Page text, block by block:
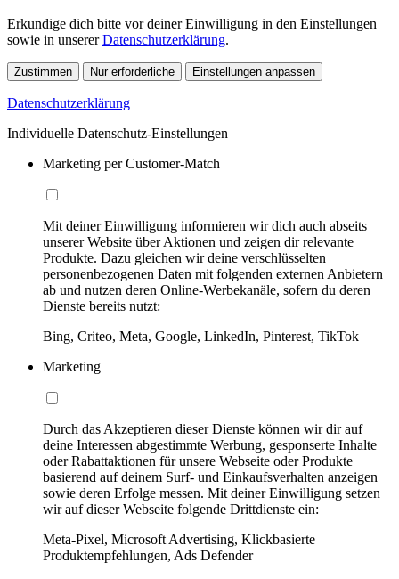
Erkundige dich bitte vor deiner Einwilligung in den Einstellungen
sowie in unsererDatenschutzerklärung.
Zustimmen Nur erforderliche Einstellungen anpassen
Datenschutzerklärung
Individuelle Datenschutz-Einstellungen
Marketing per Customer-Match
Mit deiner Einwilligung informieren wir dich auch abseits
unserer Website über Aktionen und zeigen dir relevante
Produkte. Dazu gleichen wir deine verschlüsselten
personenbezogenen Daten mit folgenden externen Anbietern
ab und nutzen deren Online-Werbekanäle, sofern du deren
Dienste bereits nutzt:
Bing, Criteo, Meta, Google, LinkedIn, Pinterest, TikTok
Marketing
Durch das Akzeptieren dieser Dienste können wir dir auf
deine Interessen abgestimmte Werbung, gesponserte Inhalte
oder Rabattaktionen für unsere Webseite oder Produkte
basierend auf deinem Surf- und Einkaufsverhalten anzeigen
sowie deren Erfolge messen. Mit deiner Einwilligung setzen
wir auf dieser Webseite folgende Drittdienste ein:
Meta-Pixel, Microsoft Advertising, Klickbasierte
Produktempfehlungen, Ads Defender